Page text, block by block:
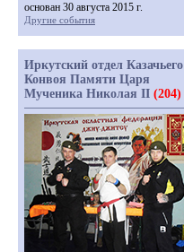
основан 30 августа 2015 г.
Другие события
Иркутский отдел Казачьего
Конвоя Памяти Царя
Мученика Николая II (204)